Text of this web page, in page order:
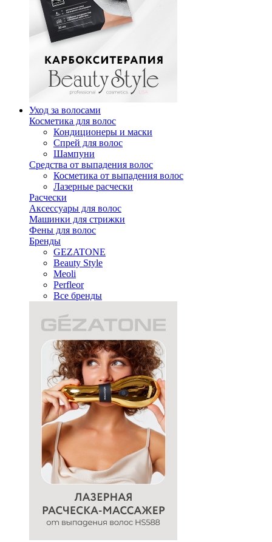
Уход за волосами
Косметика для волос
Кондиционеры и маски
Спрей для волос
Шампуни
Средства от выпадения волос
Косметика от выпадения волос
Лазерные расчески
Расчески
Аксессуары для волос
Машинки для стрижки
Фены для волос
Бренды
GEZATONE
Beauty Style
Meoli
Perfleor
Все бренды